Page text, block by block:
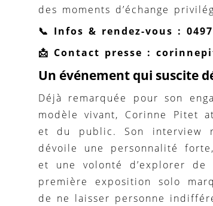
des moments d’échange
📞 Infos & rendez-vous :
📩 Contact presse :
Un événement qui suscite
Déjà remarquée pour son
modèle vivant, Corinne Pitet
et du public. Son interview
dévoile une personnalité
et une volonté d’explorer de
première exposition solo
de ne laisser personne